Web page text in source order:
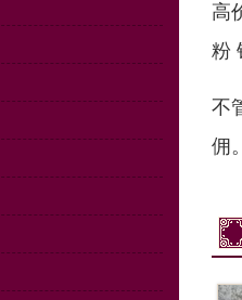
高
粉
不
佣